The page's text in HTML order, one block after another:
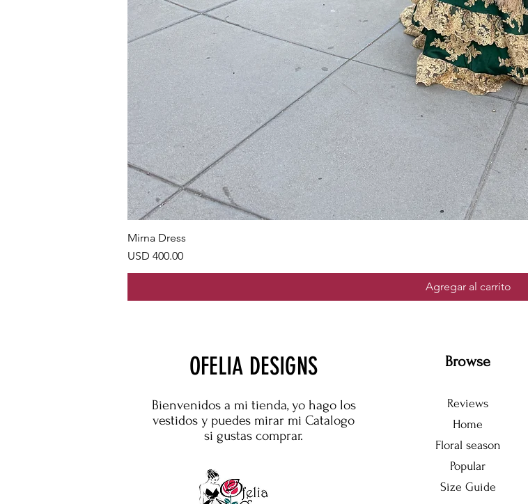
Mirna Dress
Precio
USD 400.00
Agregar al carrito
OFELIA DESIGNS
Bienvenidos a mi tienda, yo hago los
vestidos y puedes mirar mi Catalogo
si gustas comprar.
Browse
Reviews
Home
Floral season
Popular
Size Guide